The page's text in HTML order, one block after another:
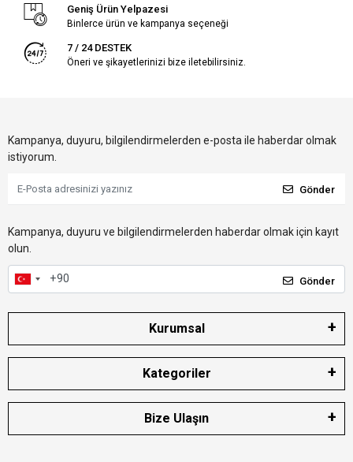
Geniş Ürün Yelpazesi
Binlerce ürün ve kampanya seçeneği
7 / 24 DESTEK
Öneri ve şikayetlerinizi bize iletebilirsiniz.
Kampanya, duyuru, bilgilendirmelerden e-posta ile haberdar olmak
istiyorum.
Gönder
Kampanya, duyuru ve bilgilendirmelerden haberdar olmak için kayıt
olun.
Gönder
Kurumsal
Kategoriler
Bize Ulaşın